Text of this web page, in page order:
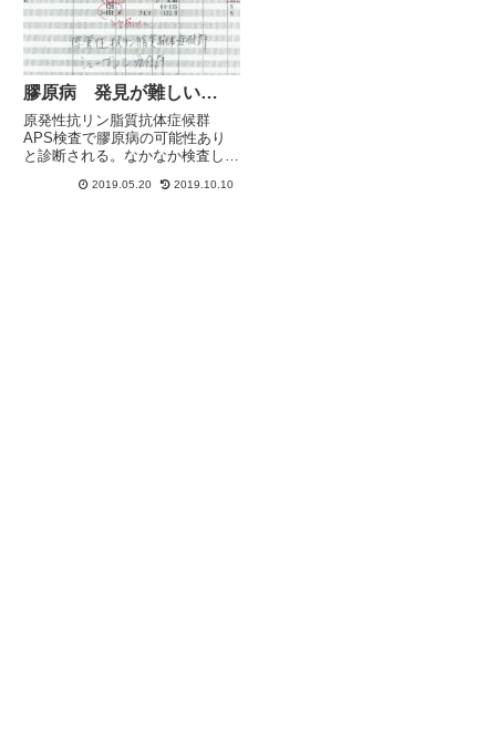
膠原病 発見が難しい…
原発性抗リン脂質抗体症候群
APS検査で膠原病の可能性あり
と診断される。なかなか検査して
査してもらいました。医師は、検
2019.05.20 2019.10.10